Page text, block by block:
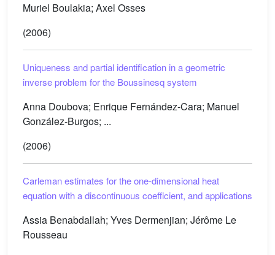
Muriel Boulakia; Axel Osses
(2006)
Uniqueness and partial identification in a geometric
inverse problem for the Boussinesq system
Anna Doubova; Enrique Fernández-Cara; Manuel
González-Burgos; ...
(2006)
Carleman estimates for the one-dimensional heat
equation with a discontinuous coefficient, and applications
Assia Benabdallah; Yves Dermenjian; Jérôme Le
Rousseau